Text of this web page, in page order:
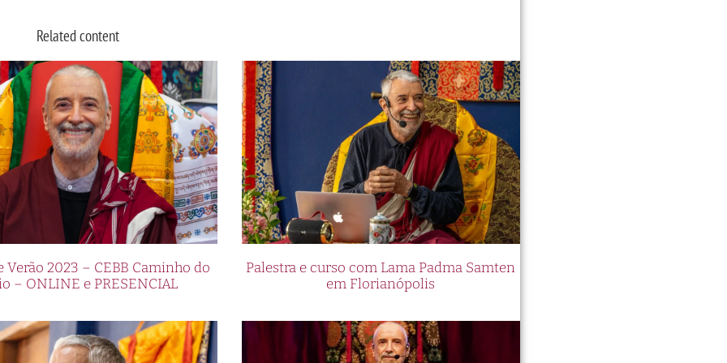
se encontram nas noites temáticas do Pin Up Casino no
e sofisticada do jazz com a emoção dos jogos
oferecem uma experiência única e envolvente para os
azar.
desfrutar de apresentações ao vivo de jazz de alta
que criam uma atmosfera envolvente e cativante.
ampla seleção de jogos emocionantes, como roleta,
os participantes possam se divertir enquanto apreciam
temáticos e sua popularidade no Pin
no Pin Up Casino
maneira de adicionar diversão e emoção aos
Related content
Verão 2023 – CEBB Caminho do
– ONLINE e PRESENCIAL
Palestra e curso com Lama Padma Samten
em Florianópolis